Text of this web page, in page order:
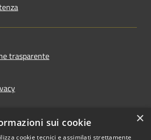
trasparente
accessibilità
×
sui cookie
cookie tecnici e assimilati strettamente